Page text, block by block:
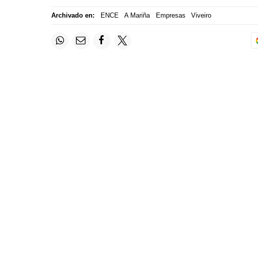
Archivado en: ENCE A Mariña Empresas Viveiro